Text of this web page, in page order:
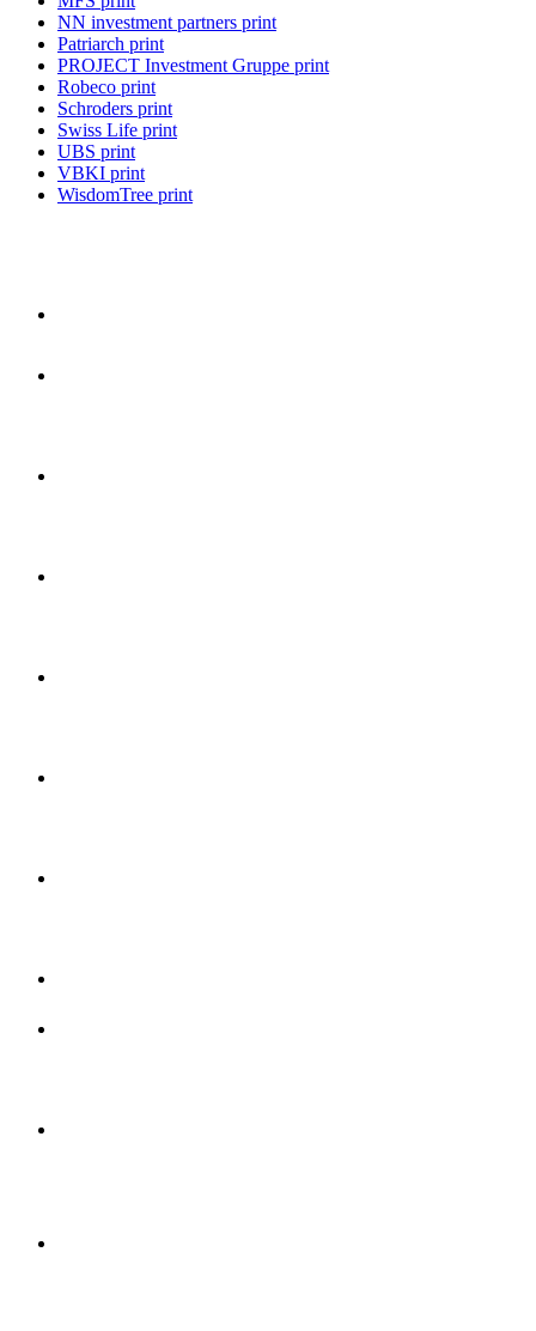
NN investment partners print
Patriarch print
PROJECT Investment Gruppe print
Robeco print
Schroders print
Swiss Life print
UBS print
VBKI print
WisdomTree print